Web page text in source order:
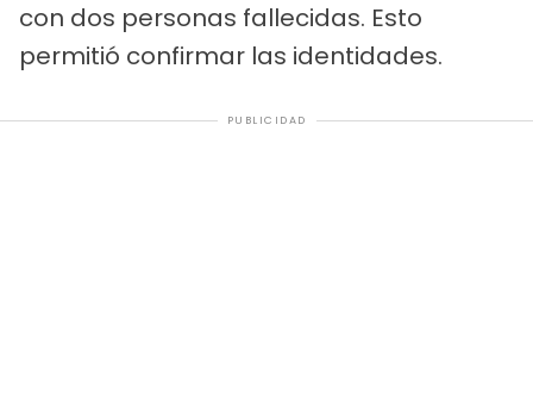
con dos personas fallecidas. Esto
permitió confirmar las identidades.
PUBLICIDAD